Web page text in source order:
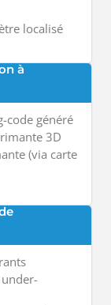
localisé
à
code généré
3D
(via carte